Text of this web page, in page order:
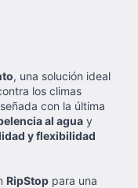
, una solución ideal
los climas
con la última
al agua y
y flexibilidad
RipStop para una